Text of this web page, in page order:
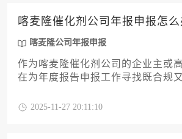
喀麦隆催化剂公司年报申报怎
喀麦隆公司年报申报
作为喀麦隆催化剂公司的企业主或
在为年度报告申报工作寻找既合规
节点与成本构成，提供从自主办理
2025-11-27 20:11:10